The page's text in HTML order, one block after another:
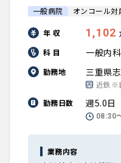
一般病院 オンコール対
年 収 1,102
科 目 一般内
勤務地 三重県
近鉄※
勤務日数
週5.0日
08:30
業務内容